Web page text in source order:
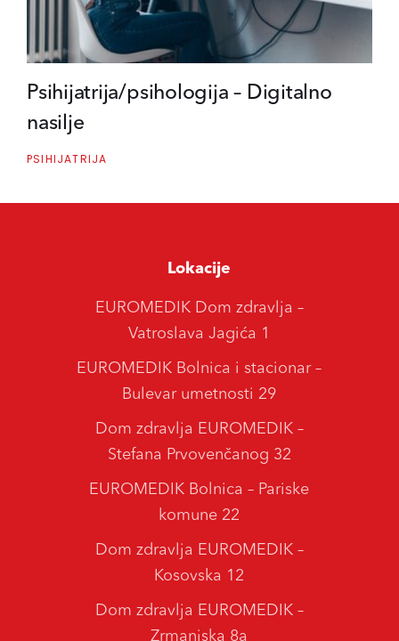
Psihijatrija/psihologija – Digitalno
nasilje
PSIHIJATRIJA
Lokacije
EUROMEDIK Dom zdravlja –
Vatroslava Jagića 1
EUROMEDIK Bolnica i stacionar –
Bulevar umetnosti 29
Dom zdravlja EUROMEDIK –
Stefana Prvovenčanog 32
EUROMEDIK Bolnica – Pariske
komune 22
Dom zdravlja EUROMEDIK –
Kosovska 12
Dom zdravlja EUROMEDIK –
Zrmanjska 8a